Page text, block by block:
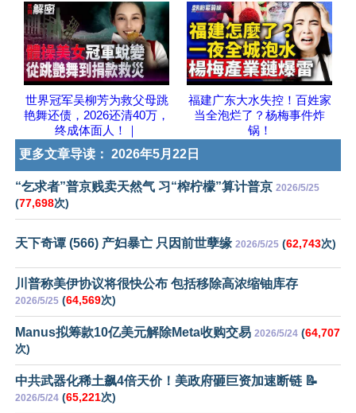
世界冠军吴柳芳为救父母跳
艳舞还债，2026还清40万，
终成体面人！｜
福建广东大水失控！百姓家
当全泡烂了？杨梅事件炸
锅！
更多文章导读： 2026年5月22日
“乞求者”普京贱卖天然气 习“榨柠檬”算计普京 2026/5/25
(77,698次)
天下奇谭 (566) 产妇暴亡 只因前世孽缘 2026/5/25 (62,743次)
川普称美伊协议将很快公布 包括移除高浓缩铀库存
2026/5/25 (64,569次)
Manus拟筹款10亿美元解除Meta收购交易 2026/5/24 (64,707
次)
中共武器化稀土飙4倍天价！美政府砸巨资加速断链 📝
2026/5/24 (65,221次)